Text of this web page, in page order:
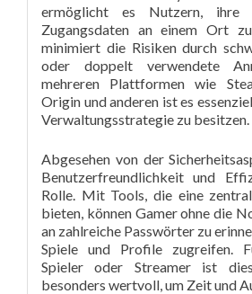
ermöglicht es Nutzern, ihre
Zugangsdaten an einem Ort
minimiert die Risiken durch
oder doppelt verwendete
mehreren Plattformen wie
Origin und anderen ist es
Verwaltungsstrategie zu besitzen.
Abgesehen von der
Benutzerfreundlichkeit und
Rolle. Mit Tools, die eine
bieten, können Gamer ohne die
an zahlreiche Passwörter zu
Spiele und Profile zugreifen.
Spieler oder Streamer ist
besonders wertvoll, um Zeit und